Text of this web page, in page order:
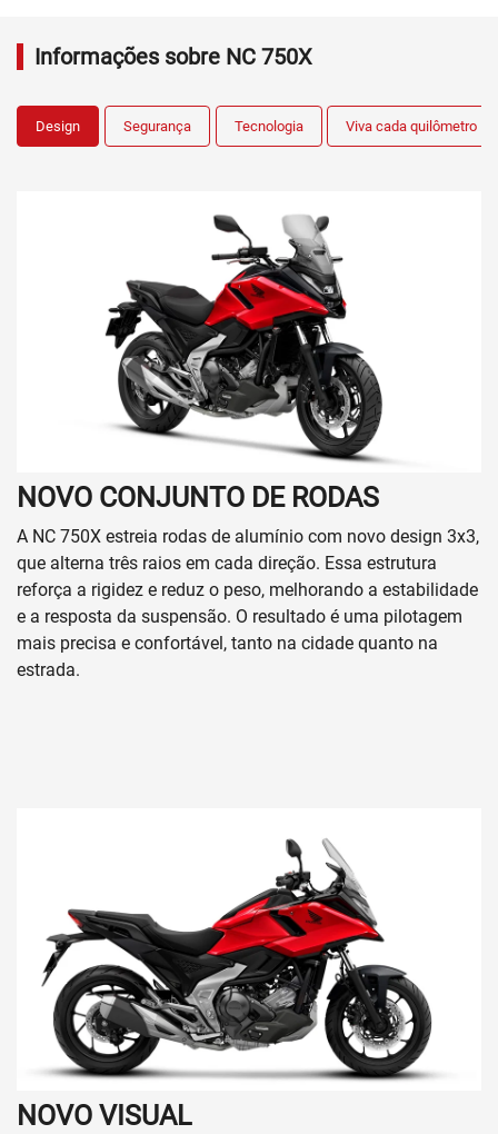
Informações sobre NC 750X
Design Segurança Tecnologia Viva cada quilômetro
NOVO CONJUNTO DE RODAS
A NC 750X estreia rodas de alumínio com novo design 3x3,
que alterna três raios em cada direção. Essa estrutura
reforça a rigidez e reduz o peso, melhorando a estabilidade
e a resposta da suspensão. O resultado é uma pilotagem
mais precisa e confortável, tanto na cidade quanto na
estrada.
NOVO VISUAL